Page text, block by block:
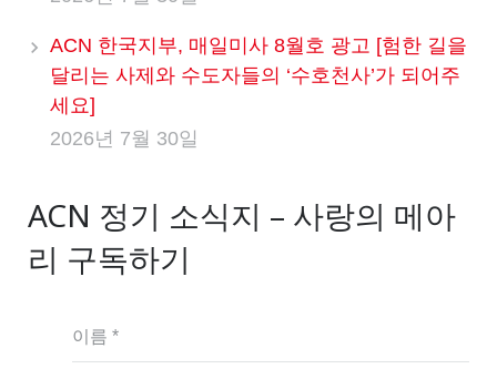
ACN 한국지부, 매일미사 8월호 광고 [험한 길을
달리는 사제와 수도자들의 ‘수호천사’가 되어주
세요]
2026년 7월 30일
ACN 정기 소식지 – 사랑의 메아
리 구독하기
이름 *